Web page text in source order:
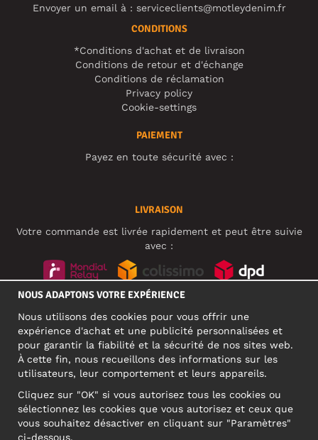
Envoyer un email à : serviceclients@motleydenim.fr
CONDITIONS
*Conditions d'achat et de livraison
Conditions de retour et d'échange
Conditions de réclamation
Privacy policy
Cookie-settings
PAIEMENT
Payez en toute sécurité avec :
LIVRAISON
Votre commande est livrée rapidement et peut être suivie
avec :
ADRESSE PROFESSIONNELLE
Narva mnt 5, EE-10117 Tallinn
Reg: 12356245
ATTENTION ! N'envoyez pas les retours de produits à cette
NOUS ADAPTONS VOTRE EXPÉRIENCE
Nous utilisons des cookies pour vous offrir une
expérience d'achat et une publicité personnalisées et
pour garantir la fiabilité et la sécurité de nos sites web.
À cette fin, nous recueillons des informations sur les
utilisateurs, leur comportement et leurs appareils.
Cliquez sur "OK" si vous autorisez tous les cookies ou
sélectionnez les cookies que vous autorisez et ceux que
vous souhaitez désactiver en cliquant sur "Paramètres"
ci-dessous.